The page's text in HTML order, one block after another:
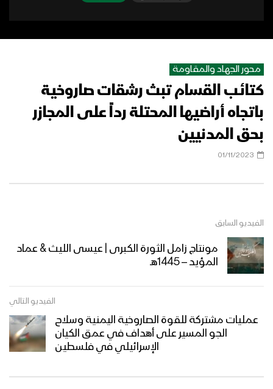
محور الجهاد والمقاومة
كتائب القسام تبث رشقات صاروخية
باتجاه أراضيها المحتلة رداً على المجازر
بحق المدنيين
01/11/2023
الفيديو السابق
مونتاج زامل الثورة الكبرى | عيسى الليث & عماد
المؤيد – 1445هـ
الفيديو التالي
عمليات مشتركة للقوة الصاروخية اليمنية وسلاح
الجو المسير على أهداف في عمق الكيان
الإسرائيلي في فلسطين